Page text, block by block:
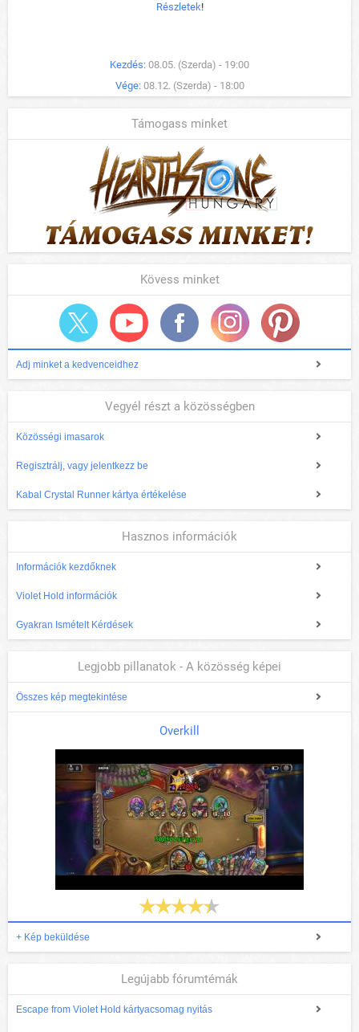
Részletek!
Kezdés: 08.05. (Szerda) - 19:00
Vége: 08.12. (Szerda) - 18:00
Támogass minket
Kövess minket
Adj minket a kedvenceidhez
Vegyél részt a közösségben
Közösségi imasarok
Regisztrálj, vagy jelentkezz be
Kabal Crystal Runner kártya értékelése
Hasznos információk
Információk kezdőknek
Violet Hold információk
Gyakran Ismételt Kérdések
Legjobb pillanatok - A közösség képei
Összes kép megtekintése
Overkill
+ Kép beküldése
Legújabb fórumtémák
Escape from Violet Hold kártyacsomag nyitás